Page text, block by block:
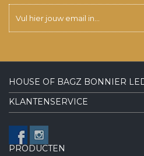
HOUSE OF BAGZ BONNIER
KLANTENSERVICE
PRODUCTEN